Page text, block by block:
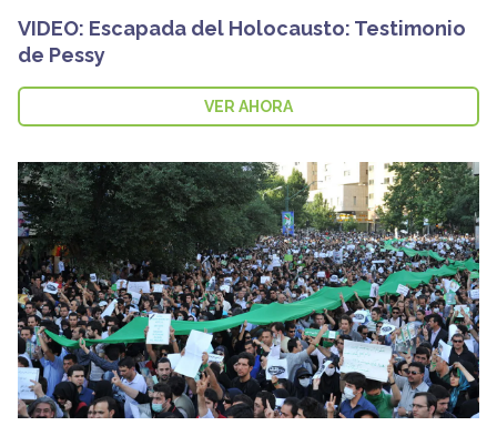
VIDEO: Escapada del Holocausto: Testimonio
de Pessy
VER AHORA